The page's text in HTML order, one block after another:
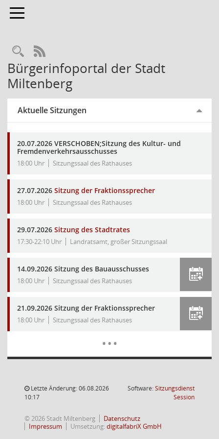
Toggle navigation
Rechercheauswahl
RSS-Feed
Bürgerinfoportal der Stadt
Miltenberg
Aktuelle Sitzungen
20.07.2026 VERSCHOBEN;Sitzung des Kultur- und
Fremdenverkehrsausschusses
18:00 Uhr Sitzungssaal des Rathauses
27.07.2026 Sitzung der Fraktionssprecher
18:00 Uhr Sitzungssaal des Rathauses
29.07.2026 Sitzung des Stadtrates
17:30-22:10 Uhr Landratsamt, großer Sitzungssaal
14.09.2026 Sitzung des Bauausschusses
18:00 Uhr Sitzungssaal des Rathauses
21.09.2026 Sitzung der Fraktionssprecher
18:00 Uhr Sitzungssaal des Rathauses
… Mehr
Letzte Änderung: 06.08.2026
10:17
Software:Sitzungsdienst
Session(Wird in
© 2026 Stadt Miltenberg
Datenschutz
Impressum
Umsetzung:digitalfabriX GmbH